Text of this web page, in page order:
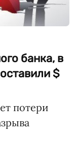
банка, в
$
потери